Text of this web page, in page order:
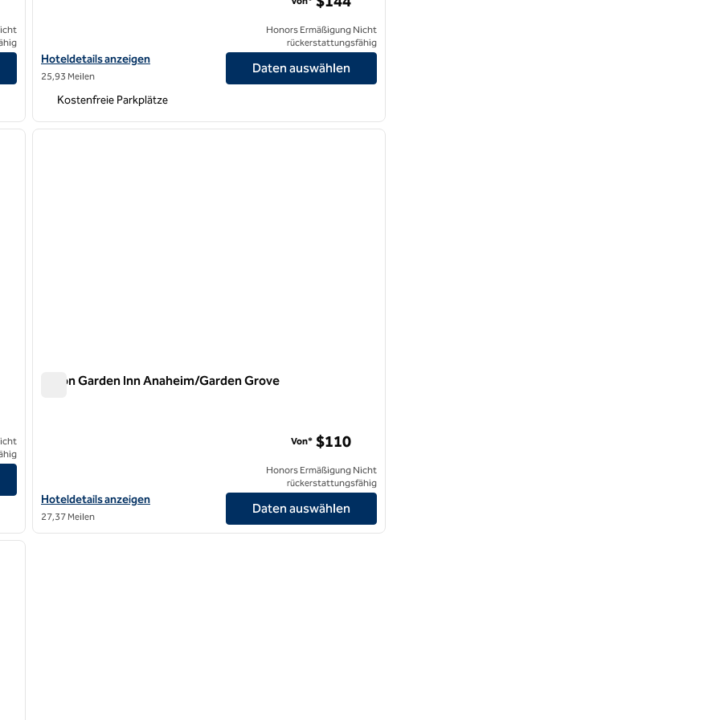
Hoteldetails für das Hilton Garden Inn Calabasas anzeigen
Hoteldetails anzeigen
25,93 Meilen
Honors Ermäßigung Nicht
rückerstattungsfähig
Daten auswählen
Kostenfreie Parkplätze
nächstes Bild
1 von 12
nächstes Bild
Hilton Garden Inn Anaheim/Garden Grove
Hoteldetails für das Hilton Garden Inn Anaheim/Garden Grove anzeigen
Hoteldetails anzeigen
27,37 Meilen
Von* $110
Honors Ermäßigung Nicht
rückerstattungsfähig
Daten auswählen
nächstes Bild